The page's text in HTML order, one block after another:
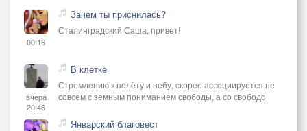
00:16
Зачем ты приснилась?
Сталинградский Саша, привет!
вчера
20:46
В клетке
Стремлению к полёту и небу, скорее ассоциируется не
совсем с земным пониманием свободы, а со свободо
Январский благовест